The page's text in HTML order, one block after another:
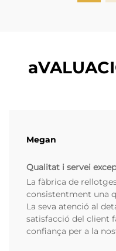
Megan
Qualitat i servei
La fàbrica de
consistentment una
La seva atenció al
satisfacció del client
confiança per a la